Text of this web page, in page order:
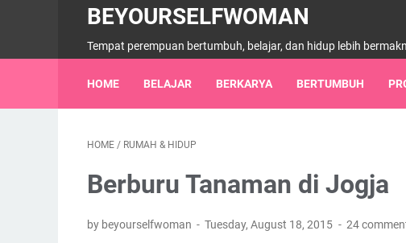
BEYOURSELFWOMAN
Tempat perempuan bertumbuh, belajar, dan hidup lebih
HOME BELAJAR BERKARYA BERTUMBUH
HOME / RUMAH & HIDUP
Berburu Tanaman di Jogja
by beyourselfwoman Tuesday, August 18, 2015 24